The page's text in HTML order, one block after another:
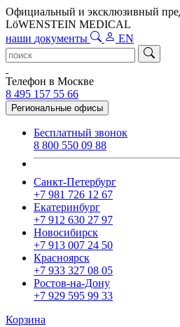
Официальный и эксклюзивный
LöWENSTEIN MEDICAL
наши документы EN
Телефон в Москве
8 495 157 55 66
Региональные офисы
Бесплатный звонок
8 800 550 09 88
Санкт-Петербург
+7 981 726 12 67
Екатеринбург
+7 912 630 27 97
Новосибирск
+7 913 007 24 50
Красноярск
+7 933 327 08 05
Ростов-на-Дону
+7 929 595 99 33
Корзина